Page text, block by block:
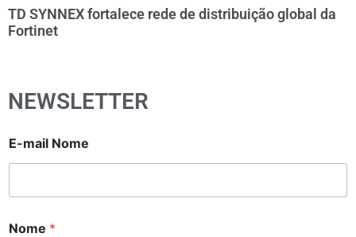
TD SYNNEX fortalece rede de distribuição global da
Fortinet
NEWSLETTER
E-mail Nome
Nome *